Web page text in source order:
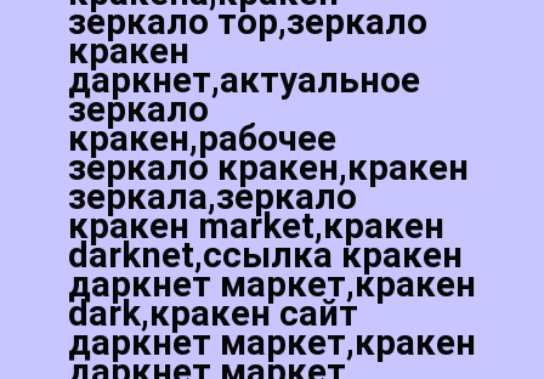
зеркало тор,зеркало
кракен
даркнет,актуальное
зеркало
кракен,рабочее
зеркало кракен,кракен
зеркала,зеркало
кракен market,кракен
darknet,ссылка кракен
даркнет маркет,кракен
dark,кракен сайт
даркнет маркет,кракен